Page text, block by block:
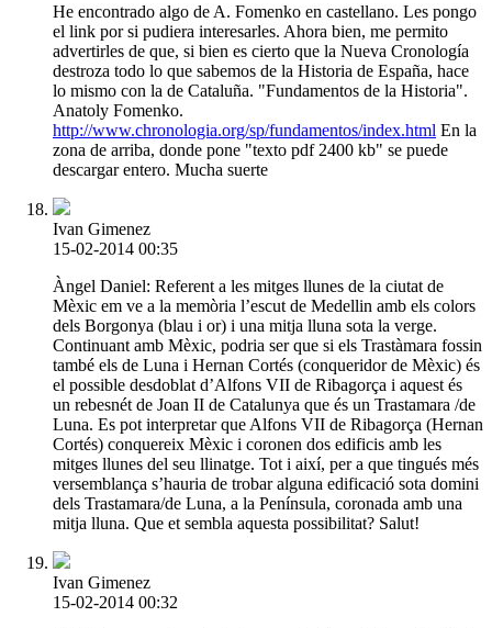
He encontrado algo de A. Fomenko en castellano. Les pongo
el link por si pudiera interesarles. Ahora bien, me permito
advertirles de que, si bien es cierto que la Nueva Cronología
destroza todo lo que sabemos de la Historia de España, hace
lo mismo con la de Cataluña. "Fundamentos de la Historia".
Anatoly Fomenko.
http://www.chronologia.org/sp/fundamentos/index.html En la
zona de arriba, donde pone "texto pdf 2400 kb" se puede
descargar entero. Mucha suerte
Ivan Gimenez
15-02-2014 00:35
Àngel Daniel: Referent a les mitges llunes de la ciutat de
Mèxic em ve a la memòria l’escut de Medellin amb els colors
dels Borgonya (blau i or) i una mitja lluna sota la verge.
Continuant amb Mèxic, podria ser que si els Trastàmara fossin
també els de Luna i Hernan Cortés (conqueridor de Mèxic) és
el possible desdoblat d’Alfons VII de Ribagorça i aquest és
un rebesnét de Joan II de Catalunya que és un Trastamara /de
Luna. Es pot interpretar que Alfons VII de Ribagorça (Hernan
Cortés) conquereix Mèxic i coronen dos edificis amb les
mitges llunes del seu llinatge. Tot i així, per a que tingués més
versemblança s’hauria de trobar alguna edificació sota domini
dels Trastamara/de Luna, a la Península, coronada amb una
mitja lluna. Que et sembla aquesta possibilitat? Salut!
Ivan Gimenez
15-02-2014 00:32